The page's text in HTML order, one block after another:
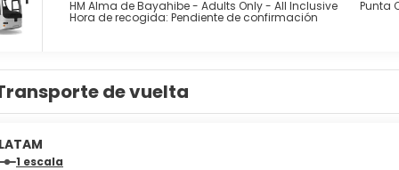
todos los días.
pasa por uno de los 3 restaurantes de este hotel. Apaga
un desayuno bufé gratuito todos los días de 07:30 a 10:30.
un servicio de recepción las 24 horas y atención
HM Alma de Bayahibe - Adults Only - All Inclusive
Punta
Hora de recogida: Pendiente de confirmación
de vuelta
1 escala